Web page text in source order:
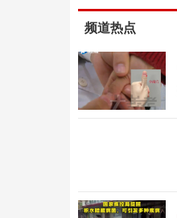
频道热点